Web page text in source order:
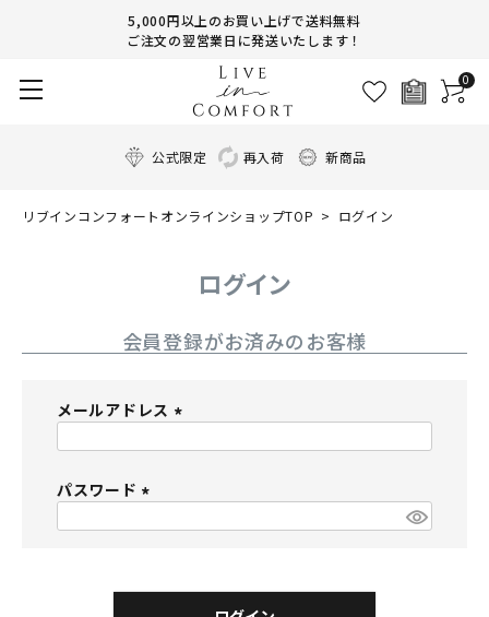
5,000円以上のお買い上げで送料無料
ご注文の翌営業日に発送いたします！
0
公式限定 再入荷 新商品
リブインコンフォートオンラインショップTOP ログイン
ログイン
会員登録がお済みのお客様
メールアドレス
パスワード
)